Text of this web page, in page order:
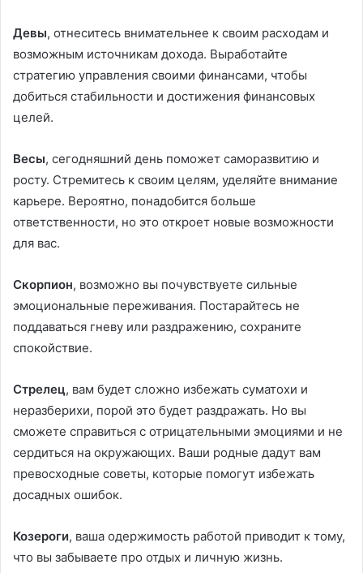
Девы, отнеситесь внимательнее к своим расходам и
возможным источникам дохода. Выработайте
стратегию управления своими финансами, чтобы
добиться стабильности и достижения финансовых
целей.
Весы, сегодняшний день поможет саморазвитию и
росту. Стремитесь к своим целям, уделяйте внимание
карьере. Вероятно, понадобится больше
ответственности, но это откроет новые возможности
для вас.
Скорпион, возможно вы почувствуете сильные
эмоциональные переживания. Постарайтесь не
поддаваться гневу или раздражению, сохраните
спокойствие.
Стрелец, вам будет сложно избежать суматохи и
неразберихи, порой это будет раздражать. Но вы
сможете справиться с отрицательными эмоциями и не
сердиться на окружающих. Ваши родные дадут вам
превосходные советы, которые помогут избежать
досадных ошибок.
Козероги, ваша одержимость работой приводит к тому,
что вы забываете про отдых и личную жизнь.